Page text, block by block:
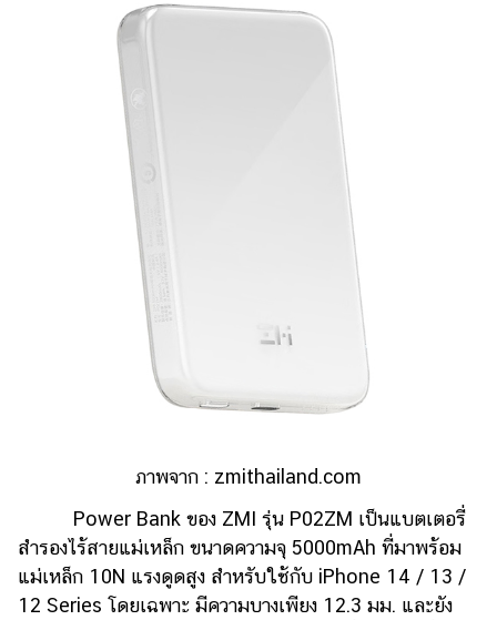
ภาพจาก : zmithailand.com
Power Bank ของ ZMI รุ่น P02ZM เป็นแบตเตอรี่
สำรองไร้สายแม่เหล็ก ขนาดความจุ 5000mAh ที่มาพร้อม
แม่เหล็ก 10N แรงดูดสูง สำหรับใช้กับ iPhone 14 / 13 /
12 Series โดยเฉพาะ มีความบางเพียง 12.3 มม. และยัง